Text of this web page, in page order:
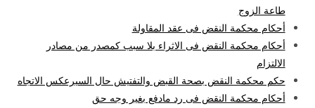
طاعة الزوج
أحكام محكمة النقض فى عقد المقاولة
أحكام محكمة النقض فى الاثراء بلا سبب كمصدر من مصادر
الالتزام
حكم محكمة النقض بصحة القبض والتفتيش حال السيرعكس الاتجاه
أحكام محكمة النقض فى رد مادفع بغير وجه حق